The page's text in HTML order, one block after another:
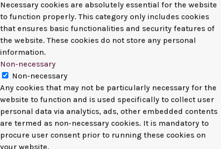
Necessary cookies are absolutely essential for the website
to function properly. This category only includes cookies
that ensures basic functionalities and security features of
the website. These cookies do not store any personal
information.
Non-necessary
Non-necessary
Any cookies that may not be particularly necessary for the
website to function and is used specifically to collect user
personal data via analytics, ads, other embedded contents
are termed as non-necessary cookies. It is mandatory to
procure user consent prior to running these cookies on
your website.